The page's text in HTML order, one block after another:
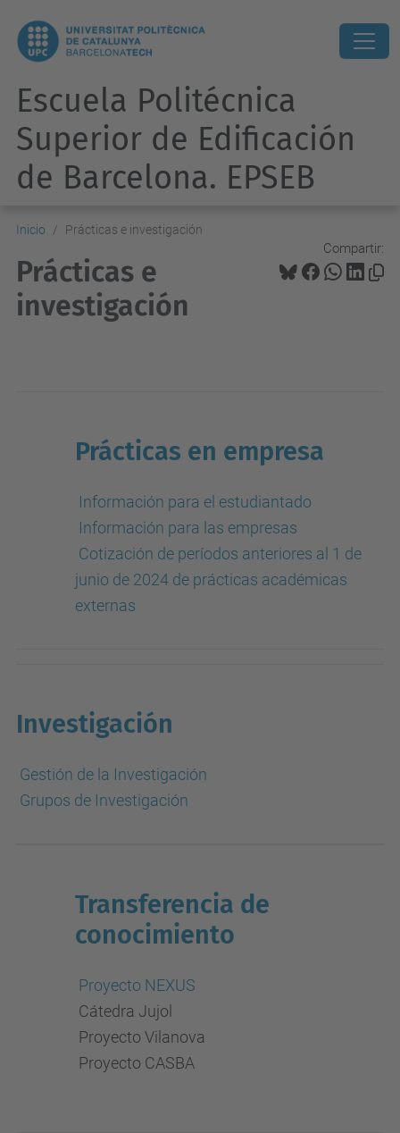
Escuela Politécnica
Superior de Edificación
de Barcelona. EPSEB
Inicio Prácticas e investigación
Compartir:
Prácticas e
investigación
Prácticas en empresa
Información para el estudiantado
Información para las empresas
Cotización de períodos anteriores al 1 de
junio de 2024 de prácticas académicas
externas
Investigación
Gestión de la Investigación
Grupos de Investigación
Transferencia de
conocimiento
Proyecto NEXUS
Cátedra Jujol
Proyecto Vilanova
Proyecto CASBA